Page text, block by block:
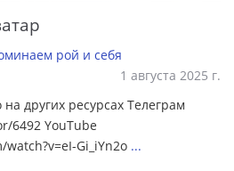
рой и себя
1 августа 2025 г.
на других ресурсах Телеграм
6492 YouTube
Gi_iYn2o ...